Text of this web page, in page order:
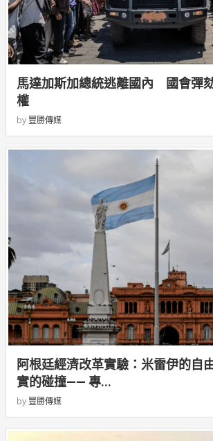
馬達加斯加總統逃離國內 國會彈
權
by豐勝傳媒
阿根廷經濟改革實驗：米雷伊的自
實的碰撞—— 專...
by 豐勝傳媒